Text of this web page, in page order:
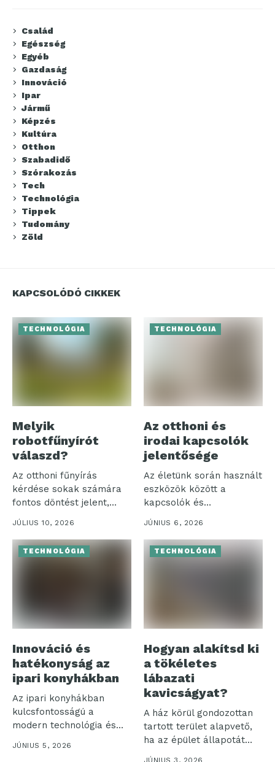
Család
Egészség
Egyéb
Gazdaság
Innováció
Ipar
Jármű
Képzés
Kultúra
Otthon
Szabadidő
Szórakozás
Tech
Technológia
Tippek
Tudomány
Zöld
KAPCSOLÓDÓ CIKKEK
TECHNOLÓGIA
Melyik
robotfűnyírót
válaszd?
Az otthoni fűnyírás
kérdése sokak számára
fontos döntést jelent,
különösen, amikor a...
JÚLIUS 10, 2026
TECHNOLÓGIA
Az otthoni és
irodai kapcsolók
jelentősége
Az életünk során használt
eszközök között a
kapcsolók és
szerelvények különösen
jelentős...
JÚNIUS 6, 2026
TECHNOLÓGIA
Innováció és
hatékonyság az
ipari konyhákban
Az ipari konyhákban
kulcsfontosságú a
modern technológia és
hatékonyság
összehangolása. Ezek a...
JÚNIUS 5, 2026
TECHNOLÓGIA
Hogyan alakítsd ki
a tökéletes
lábazati
kavicságyat?
A ház körül gondozottan
tartott terület alapvető,
ha az épület állapotát
hosszú...
JÚNIUS 3, 2026